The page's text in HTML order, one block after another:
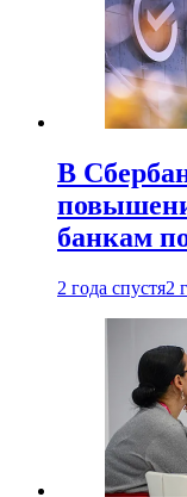
В
банкам
2 года спустя2